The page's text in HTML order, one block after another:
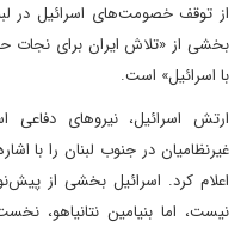
از توقف خصومت‌های اسرائیل در
بخشی از «تلاش ایران برای نجات
با اسرائیل» است.
غیرنظامیان در جنوب لبنان را با
اعلام کرد. اسرائیل بخشی از
نیست، اما بنیامین نتانیاهو،